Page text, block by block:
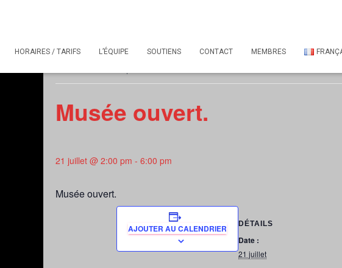
HORAIRES / TARIFS L’ÉQUIPE SOUTIENS CONTACT MEMBRES
Musée ouvert.
21 juillet @ 2:00 pm - 6:00 pm
Musée ouvert.
AJOUTER AU CALENDRIER DÉTAILS
Date :
21 juillet